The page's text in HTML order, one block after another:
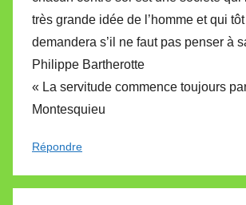
très grande idée de l’homme et qui
demandera s’il ne faut pas penser à
Philippe Bartherotte
« La servitude commence toujours
Montesquieu
Répondre